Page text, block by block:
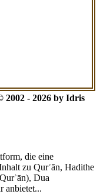
- 2026 by Idris
die eine
zu Qurʾān, Hadithe
Dua
anbietet...